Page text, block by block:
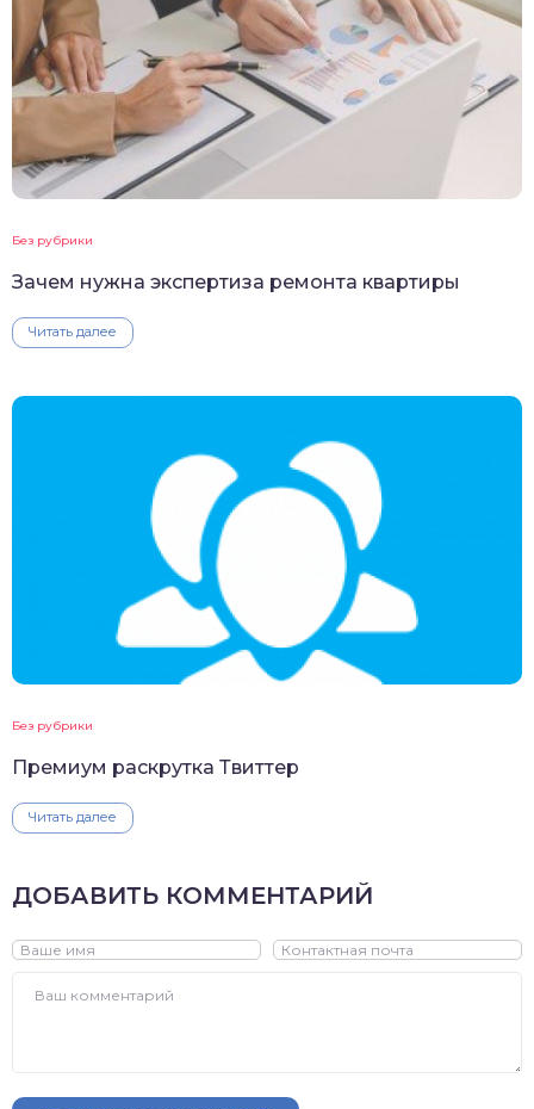
Без рубрики
Зачем нужна экспертиза ремонта квартиры
Читать далее
Без рубрики
Премиум раскрутка Твиттер
Читать далее
ДОБАВИТЬ КОММЕНТАРИЙ